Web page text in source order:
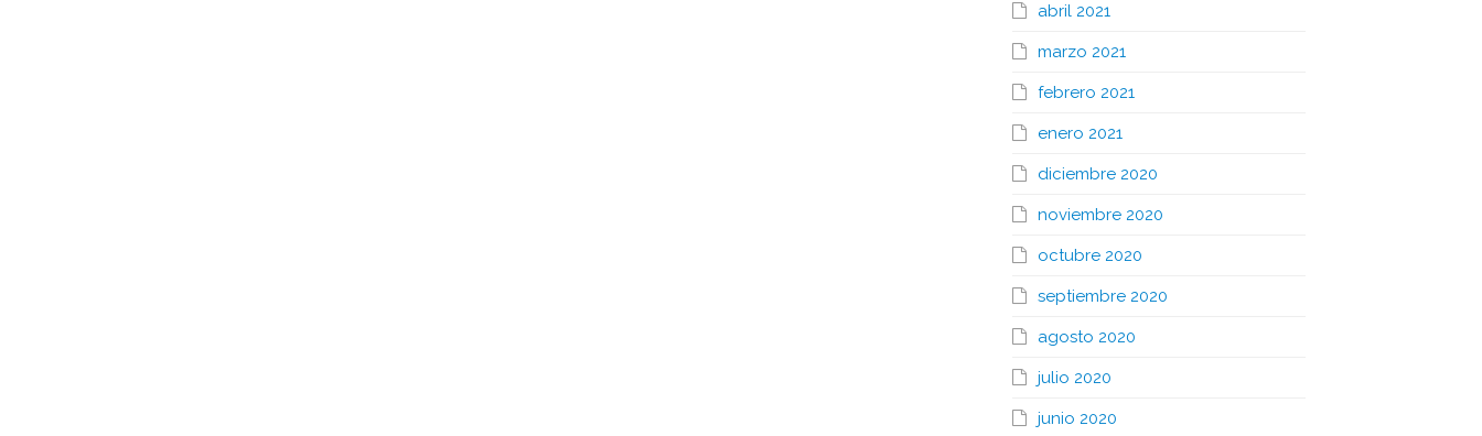
abril 2021
marzo 2021
febrero 2021
enero 2021
diciembre 2020
noviembre 2020
octubre 2020
septiembre 2020
agosto 2020
julio 2020
junio 2020